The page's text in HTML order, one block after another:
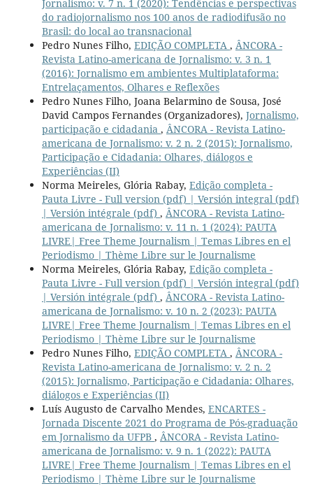
Jornalismo: v. 7 n. 1 (2020): Tendências e perspectivas
do radiojornalismo nos 100 anos de radiodifusão no
Brasil: do local ao transnacional
Pedro Nunes Filho, EDIÇÃO COMPLETA , ÂNCORA -
Revista Latino-americana de Jornalismo: v. 3 n. 1
(2016): Jornalismo em ambientes Multiplataforma:
Entrelaçamentos, Olhares e Reflexões
Pedro Nunes Filho, Joana Belarmino de Sousa, José
David Campos Fernandes (Organizadores), Jornalismo,
participação e cidadania , ÂNCORA - Revista Latino-
americana de Jornalismo: v. 2 n. 2 (2015): Jornalismo,
Participação e Cidadania: Olhares, diálogos e
Experiências (II)
Norma Meireles, Glória Rabay, Edição completa -
Pauta Livre - Full version (pdf) | Versión integral (pdf)
| Versión intégrale (pdf) , ÂNCORA - Revista Latino-
americana de Jornalismo: v. 11 n. 1 (2024): PAUTA
LIVRE| Free Theme Journalism | Temas Libres en el
Periodismo | Thème Libre sur le Journalisme
Norma Meireles, Glória Rabay, Edição completa -
Pauta Livre - Full version (pdf) | Versión integral (pdf)
| Versión intégrale (pdf) , ÂNCORA - Revista Latino-
americana de Jornalismo: v. 10 n. 2 (2023): PAUTA
LIVRE| Free Theme Journalism | Temas Libres en el
Periodismo | Thème Libre sur le Journalisme
Pedro Nunes Filho, EDIÇÃO COMPLETA , ÂNCORA -
Revista Latino-americana de Jornalismo: v. 2 n. 2
(2015): Jornalismo, Participação e Cidadania: Olhares,
diálogos e Experiências (II)
Luís Augusto de Carvalho Mendes, ENCARTES -
Jornada Discente 2021 do Programa de Pós-graduação
em Jornalismo da UFPB , ÂNCORA - Revista Latino-
americana de Jornalismo: v. 9 n. 1 (2022): PAUTA
LIVRE| Free Theme Journalism | Temas Libres en el
Periodismo | Thème Libre sur le Journalisme